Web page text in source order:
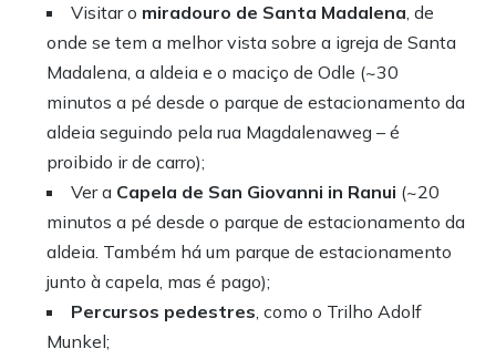
Visitar o miradouro de Santa Madalena, de
onde se tem a melhor vista sobre a igreja de Santa
Madalena, a aldeia e o maciço de Odle (~30
minutos a pé desde o parque de estacionamento da
aldeia seguindo pela rua Magdalenaweg – é
proibido ir de carro);
Ver a Capela de San Giovanni in Ranui (~20
minutos a pé desde o parque de estacionamento da
aldeia. Também há um parque de estacionamento
junto à capela, mas é pago);
Percursos pedestres, como o Trilho Adolf
Munkel;